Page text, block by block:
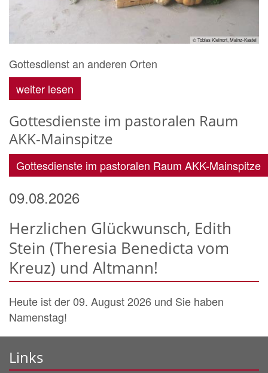
© Tobias Kleinort, Mainz-Kastel
Gottesdienst an anderen Orten
weiter lesen
Gottesdienste im pastoralen Raum
AKK-Mainspitze
Gottesdienste im pastoralen Raum AKK-Mainspitze
09.08.2026
Herzlichen Glückwunsch, Edith
Stein (Theresia Benedicta vom
Kreuz) und Altmann!
Heute ist der 09. August 2026 und Sie haben
Namenstag!
Links